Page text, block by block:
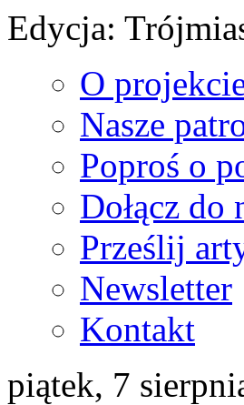
Edycja:
O
Nasze
Poproś o
Dołącz do
Prześlij
Newsletter
Kontakt
piątek, 7